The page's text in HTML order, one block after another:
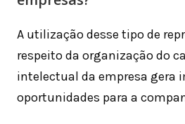
A utilização desse tipo de
respeito da organização do
intelectual da empresa gera
oportunidades para a